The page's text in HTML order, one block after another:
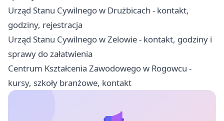
Urząd Stanu Cywilnego w Drużbicach - kontakt,
godziny, rejestracja
Urząd Stanu Cywilnego w Zelowie - kontakt, godziny i
sprawy do załatwienia
Centrum Kształcenia Zawodowego w Rogowcu -
kursy, szkoły branżowe, kontakt